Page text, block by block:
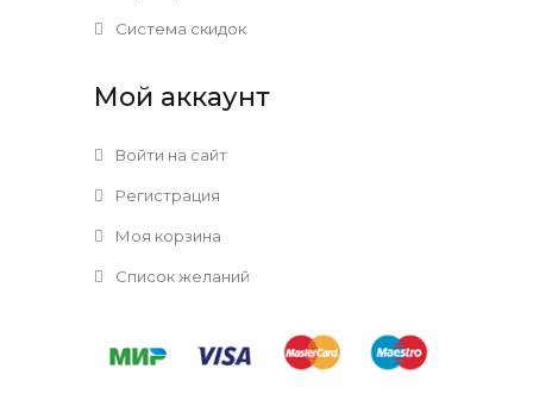
Система скидок
Мой аккаунт
Войти на сайт
Регистрация
Моя корзина
Список желаний